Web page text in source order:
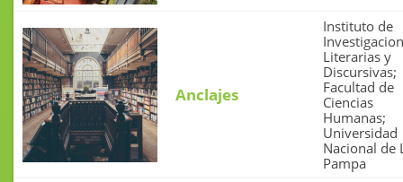
Anclajes
Instituto de
Literarias y
Discursivas;
Facultad de
Ciencias
Humanas;
Universidad
Nacional de
Pampa